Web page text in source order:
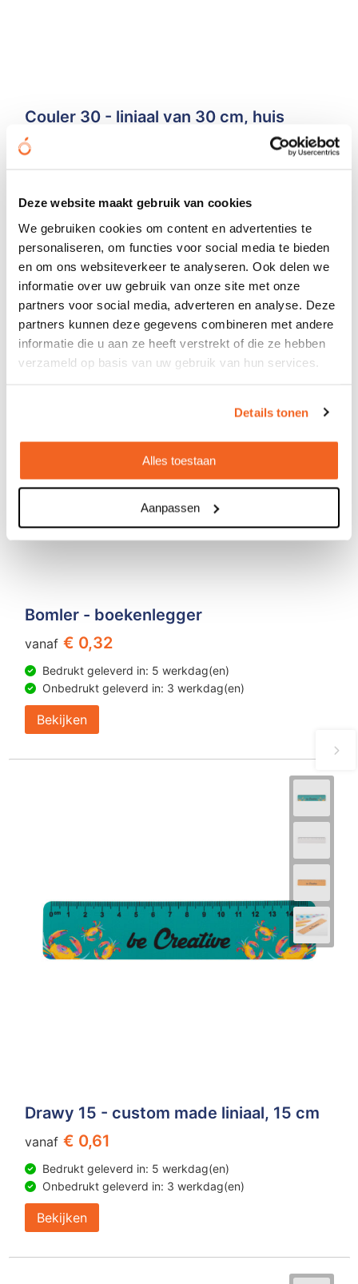
Deze website maakt gebruik van cookies
We gebruiken cookies om content en advertenties te
personaliseren, om functies voor social media te bieden
en om ons websiteverkeer te analyseren. Ook delen we
informatie over uw gebruik van onze site met onze
partners voor social media, adverteren en analyse. Deze
partners kunnen deze gegevens combineren met andere
informatie die u aan ze heeft verstrekt of die ze hebben
verzameld op basis van uw gebruik van hun services.
Details tonen
Alles toestaan
Aanpassen
Couler 30 - liniaal van 30 cm, huis
vanaf
Bekijken
Bomler - boekenlegger
vanaf € 0,32
Bedrukt geleverd in: 5 werkdag(en)
Onbedrukt geleverd in: 3 werkdag(en)
Bekijken
Drawy 15 - custom made liniaal, 15 cm
vanaf € 0,61
Bedrukt geleverd in: 5 werkdag(en)
Onbedrukt geleverd in: 3 werkdag(en)
Bekijken